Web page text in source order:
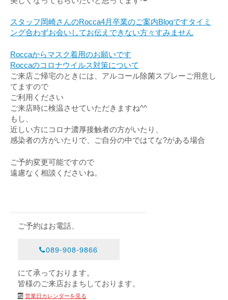
スタッフ岡崎さんのRocca4月卒業のご案内Blogですタイミ
ング合わずお会いしてお伝えできない方々すみません
Roccaからマスク着用のお願いです
Roccaのコロナウイルス対策について
ご来店ご帰宅のときには、アルコール除菌スプレーご用意し
てますので
ご利用ください
ご来店時に検温させていただきますね^^
もし、
近しい方にコロナ濃厚接触者の方がいたり、
感染者の方がいたりで、ご自分の中ではてな?がある場合
ご予約変更可能ですので
遠慮なく相談くださいね。
ご予約はお電話、
089-908-9866
にて承っております。
皆様のご来店おまちしております。
営業日カレンダーを見る